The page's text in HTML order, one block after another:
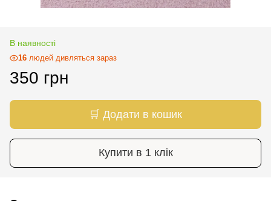
В наявності
16 людей дивляться зараз
350 грн
🛒 Додати в кошик
Купити в 1 клік